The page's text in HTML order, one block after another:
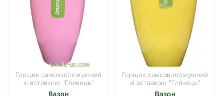
Горщик самозволожуючий
зі вставкою "Глянець"
Вазон
Горщик самозволожуючий
зі вставкою "Глянець"
Вазон